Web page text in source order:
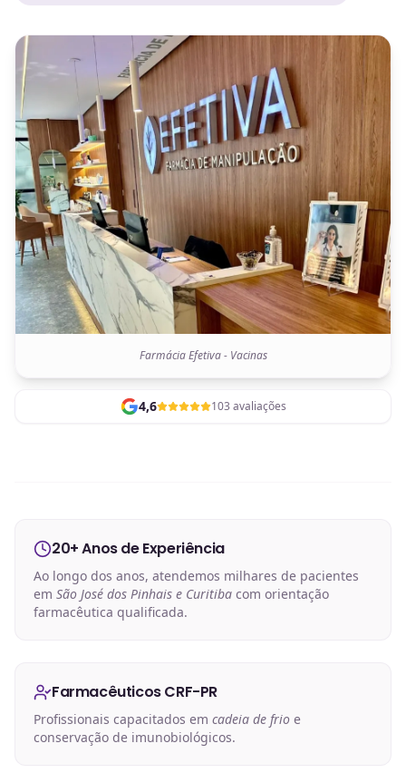
Farmácia Efetiva - Vacinas
4,6 103 avaliações
20+ Anos de Experiência
Ao longo dos anos, atendemos milhares de pacientes
em São José dos Pinhais e Curitiba com orientação
farmacêutica qualificada.
Farmacêuticos CRF-PR
Profissionais capacitados em cadeia de frio e
conservação de imunobiológicos.